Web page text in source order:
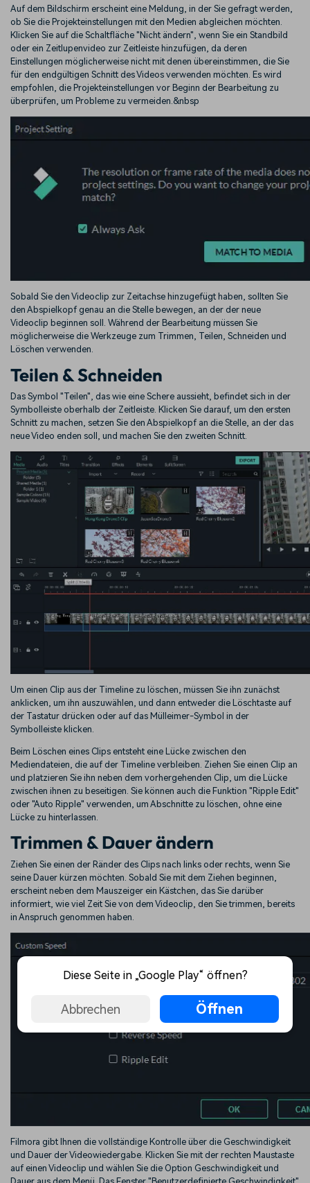
Auf dem Bildschirm erscheint eine Meldung, in der Sie gefragt werden,
ob Sie die Projekteinstellungen mit den Medien abgleichen möchten.
Klicken Sie auf die Schaltfläche "Nicht ändern", wenn Sie ein Standbild
oder ein Zeitlupenvideo zur Zeitleiste hinzufügen, da deren
Einstellungen möglicherweise nicht mit denen übereinstimmen, die Sie
für den endgültigen Schnitt des Videos verwenden möchten. Es wird
empfohlen, die Projekteinstellungen vor Beginn der Bearbeitung zu
überprüfen, um Probleme zu vermeiden.&nbsp
Sobald Sie den Videoclip zur Zeitachse hinzugefügt haben, sollten Sie
den Abspielkopf genau an die Stelle bewegen, an der der neue
Videoclip beginnen soll. Während der Bearbeitung müssen Sie
möglicherweise die Werkzeuge zum Trimmen, Teilen, Schneiden und
Löschen verwenden.
Teilen & Schneiden
Das Symbol "Teilen", das wie eine Schere aussieht, befindet sich in der
Symbolleiste oberhalb der Zeitleiste. Klicken Sie darauf, um den ersten
Schnitt zu machen, setzen Sie den Abspielkopf an die Stelle, an der das
neue Video enden soll, und machen Sie den zweiten Schnitt.
Um einen Clip aus der Timeline zu löschen, müssen Sie ihn zunächst
anklicken, um ihn auszuwählen, und dann entweder die Löschtaste auf
der Tastatur drücken oder auf das Mülleimer-Symbol in der
Symbolleiste klicken.
Beim Löschen eines Clips entsteht eine Lücke zwischen den
Mediendateien, die auf der Timeline verbleiben. Ziehen Sie einen Clip an
und platzieren Sie ihn neben dem vorhergehenden Clip, um die Lücke
zwischen ihnen zu beseitigen. Sie können auch die Funktion "Ripple Edit"
oder "Auto Ripple" verwenden, um Abschnitte zu löschen, ohne eine
Lücke zu hinterlassen.
Trimmen & Dauer ändern
Ziehen Sie einen der Ränder des Clips nach links oder rechts, wenn Sie
seine Dauer kürzen möchten. Sobald Sie mit dem Ziehen beginnen,
erscheint neben dem Mauszeiger ein Kästchen, das Sie darüber
informiert, wie viel Zeit Sie von dem Videoclip, den Sie trimmen, bereits
in Anspruch genommen haben.
Filmora gibt Ihnen die vollständige Kontrolle über die Geschwindigkeit
und Dauer der Videowiedergabe. Klicken Sie mit der rechten Maustaste
auf einen Videoclip und wählen Sie die Option Geschwindigkeit und
Diese Seite in „Google Play“ öffnen?
Abbrechen Öffnen